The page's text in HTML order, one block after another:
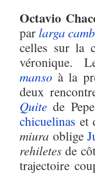
Octavio
par larga
celles sur la
véronique.
manso à la
deux
Quite de
chicuelinas et
miura oblige
rehiletes de
trajectoire